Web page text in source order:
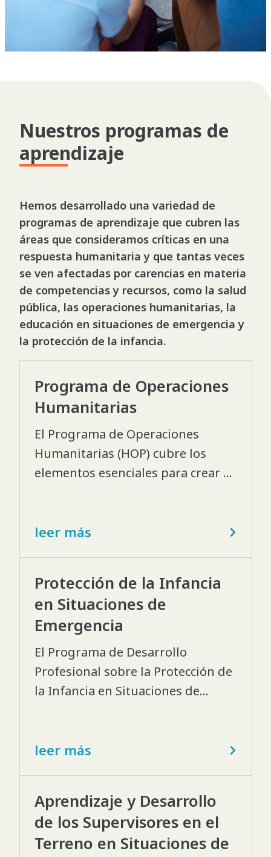
Nuestros programas de
aprendizaje
Hemos desarrollado una variedad de
programas de aprendizaje que cubren las
áreas que consideramos críticas en una
respuesta humanitaria y que tantas veces
se ven afectadas por carencias en materia
de competencias y recursos, como la salud
pública, las operaciones humanitarias, la
educación en situaciones de emergencia y
la protección de la infancia.
Programa de Operaciones
Humanitarias
El Programa de Operaciones
Humanitarias (HOP) cubre los
elementos esenciales para crear e
brinda una plataforma a los
exitosa; le permitirá adquirir
conocimientos teóricos y practicar
las competencias que necesita
para responder a los tipos de
emergencia que enfrenta,
competencias que luego podrá
leer más
Protección de la Infancia
en Situaciones de
Emergencia
El Programa de Desarrollo
Profesional sobre la Protección de
la Infancia en Situaciones de
trabajadores humanitarios para
respuestas inmediatas a
emergencias.
leer más
Aprendizaje y Desarrollo
de los Supervisores en el
Terreno en Situaciones de